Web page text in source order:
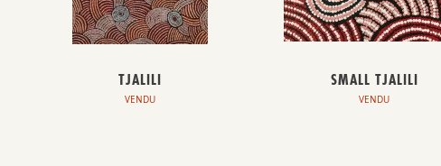
TJALILI
VENDU
SMALL TJALILI
VENDU